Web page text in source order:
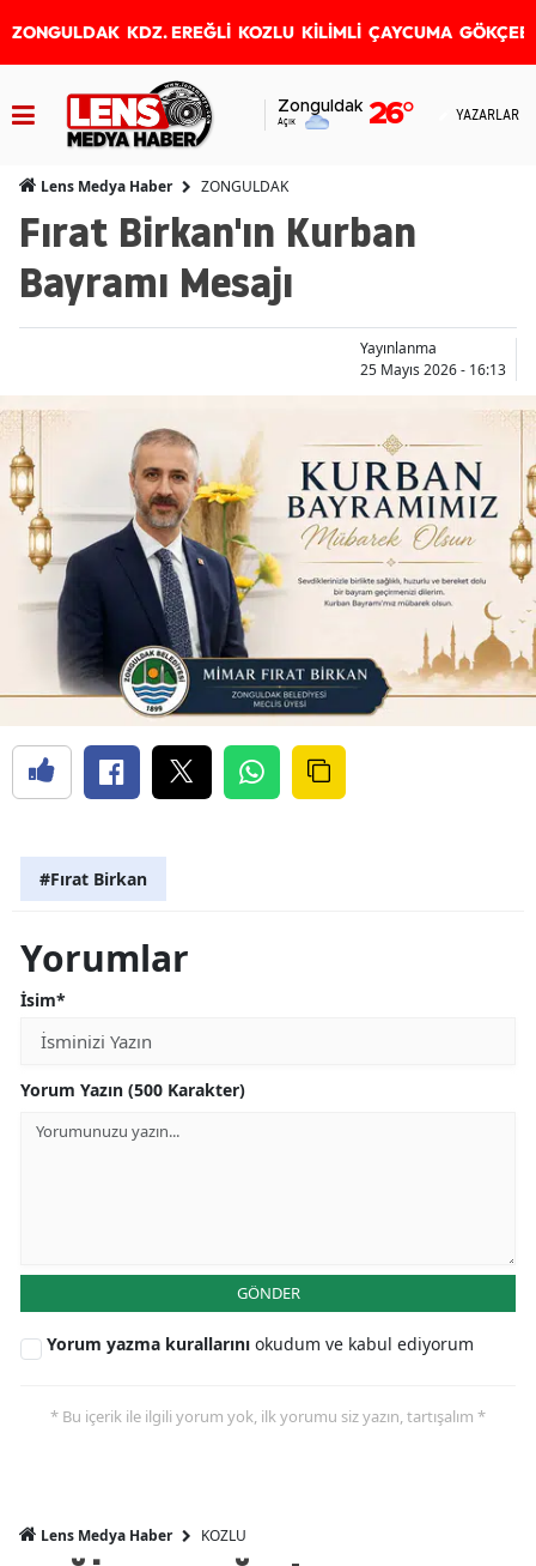
ZONGULDAK KDZ. EREĞLİ KOZLU KİLİMLİ ÇAYCUMA
Zonguldak
Açık 26° YAZARLAR
Lens Medya Haber ZONGULDAK
Fırat Birkan'ın Kurban
Bayramı Mesajı
Yayınlanma
25 Mayıs 2026 - 16:13
#Fırat Birkan
Yorumlar
İsim*
Yorum Yazın (500 Karakter)
GÖNDER
Yorum yazma kurallarını okudum ve kabul ediyorum
* Bu içerik ile ilgili yorum yok, ilk yorumu siz yazın, tartışalım *
Lens Medya Haber KOZLU